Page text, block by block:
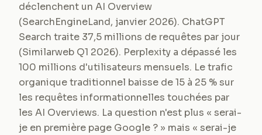
déclenchent un AI Overview
(SearchEngineLand, janvier 2026). ChatGPT
Search traite 37,5 millions de requêtes par jour
(Similarweb Q1 2026). Perplexity a dépassé les
100 millions d'utilisateurs mensuels. Le trafic
organique traditionnel baisse de 15 à 25 % sur
les requêtes informationnelles touchées par
les AI Overviews. La question n'est plus « serai-
je en première page Google ? » mais « serai-je